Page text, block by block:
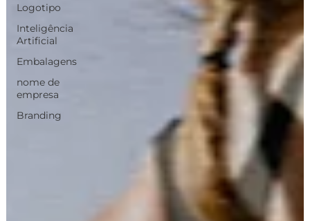
Logotipo
Inteligência
Artificial
Embalagens
nome de
empresa
Branding